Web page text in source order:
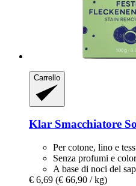
Carrello
Klar Smacchiatore
Per cotone, lino e
Senza profumi e
A base di noci del
€ 6,69 (€ 66,90 / kg)